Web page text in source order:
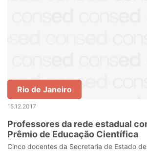
Rio de Janeiro
15.12.2017
Professores da rede estadual
Prêmio de Educação Científica
Cinco docentes da Secretaria de Estado